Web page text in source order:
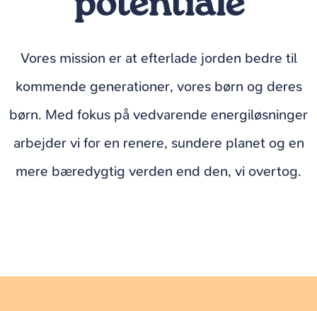
Vores mission er at efterlade jorden bedre til
kommende generationer, vores børn og deres
børn. Med fokus på vedvarende energiløsninger
arbejder vi for en renere, sundere planet og en
mere bæredygtig verden end den, vi overtog.